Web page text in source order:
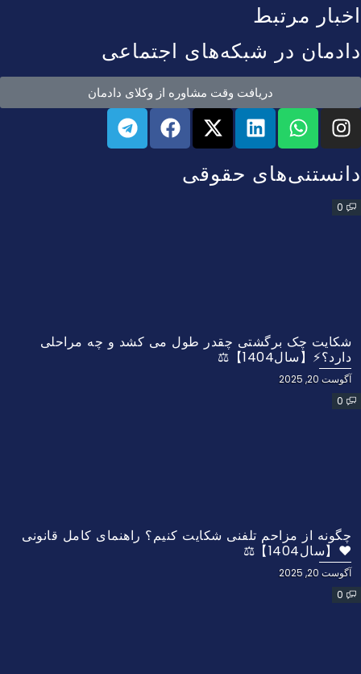
اخبار مرتبط
دادمان در شبکه‌های اجتماعی
دریافت وقت مشاوره از وکلای دادمان
دانستنی‌های حقوقی
0
شکایت چک برگشتی چقدر طول می کشد و چه مراحلی
دارد؟⚡【سال1404】⚖️
آگوست 20, 2025
0
چگونه از مزاحم تلفنی شکایت کنیم؟ راهنمای کامل قانونی
❤️【سال1404】⚖️
آگوست 20, 2025
0